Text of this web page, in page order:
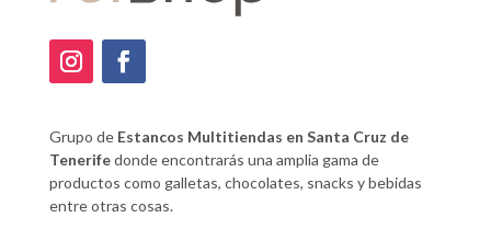
Grupo de Estancos Multitiendas en Santa Cruz de
Tenerifedonde encontrarás una amplia gama de
productos como galletas, chocolates, snacks y bebidas
entre otras cosas.